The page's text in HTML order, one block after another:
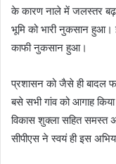
के कारण नाले में जलस्तर
भूमि को भारी नुकसान हुआ।
काफी नुकसान हुआ।
प्रशासन को जैसे ही बादल
बसे सभी गांव को आगाह
विकास शुक्ला सहित समस्त
सीपीएस ने स्वयं ही इस